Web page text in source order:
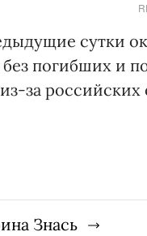
сутки
погибших и
из-за российских
Знась